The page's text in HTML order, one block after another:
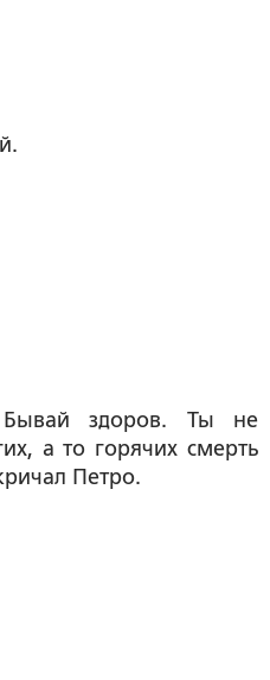
здоров. Ты не
а то горячих смерть
Петро.